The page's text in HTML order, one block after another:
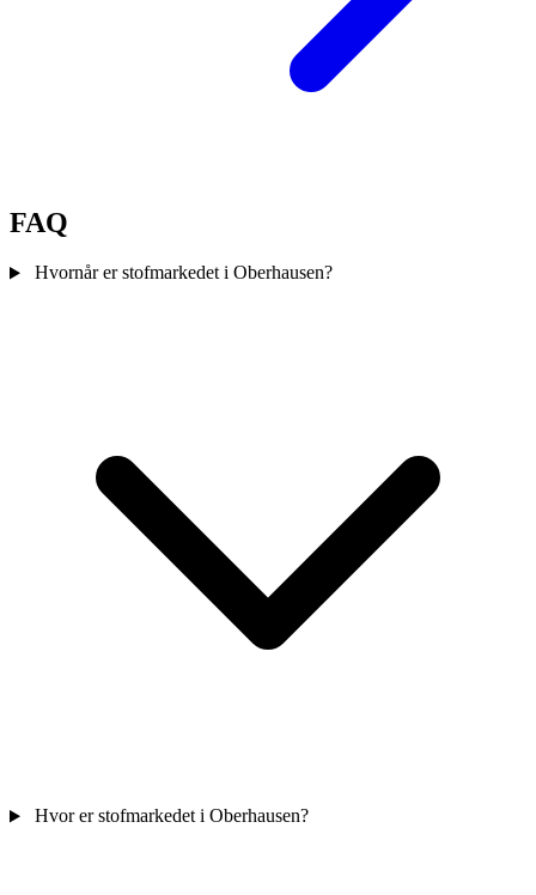
FAQ
Hvornår er stofmarkedet i Oberhausen?
Hvor er stofmarkedet i Oberhausen?